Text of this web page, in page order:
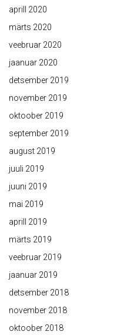
aprill 2020
märts 2020
veebruar 2020
jaanuar 2020
detsember 2019
november 2019
oktoober 2019
september 2019
august 2019
juuli 2019
juuni 2019
mai 2019
aprill 2019
märts 2019
veebruar 2019
jaanuar 2019
detsember 2018
november 2018
oktoober 2018